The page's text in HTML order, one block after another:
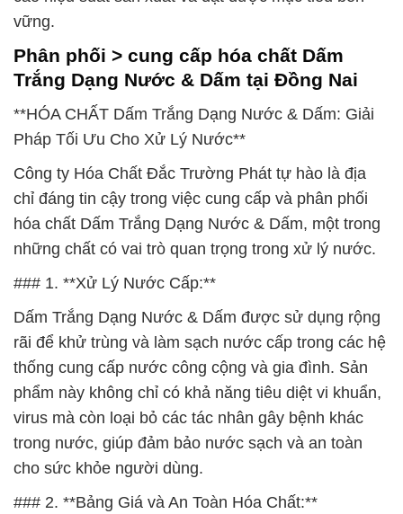
vững.
Phân phối > cung cấp hóa chất Dấm
Trắng Dạng Nước & Dấm tại Đồng Nai
**HÓA CHẤT Dấm Trắng Dạng Nước & Dấm: Giải
Pháp Tối Ưu Cho Xử Lý Nước**
Công ty Hóa Chất Đắc Trường Phát tự hào là địa
chỉ đáng tin cậy trong việc cung cấp và phân phối
hóa chất Dấm Trắng Dạng Nước & Dấm, một trong
những chất có vai trò quan trọng trong xử lý nước.
### 1. **Xử Lý Nước Cấp:**
Dấm Trắng Dạng Nước & Dấm được sử dụng rộng
rãi để khử trùng và làm sạch nước cấp trong các hệ
thống cung cấp nước công cộng và gia đình. Sản
phẩm này không chỉ có khả năng tiêu diệt vi khuẩn,
virus mà còn loại bỏ các tác nhân gây bệnh khác
trong nước, giúp đảm bảo nước sạch và an toàn
cho sức khỏe người dùng.
### 2. **Bảng Giá và An Toàn Hóa Chất:**